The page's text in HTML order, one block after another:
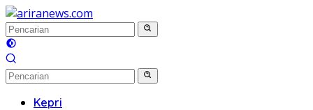
Langsung
ke
konten
Kepri